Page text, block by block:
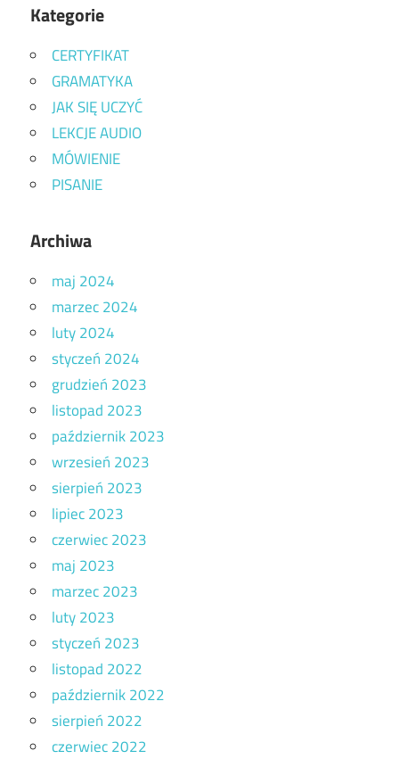
Kategorie
CERTYFIKAT
GRAMATYKA
JAK SIĘ UCZYĆ
LEKCJE AUDIO
MÓWIENIE
PISANIE
Archiwa
maj 2024
marzec 2024
luty 2024
styczeń 2024
grudzień 2023
listopad 2023
październik 2023
wrzesień 2023
sierpień 2023
lipiec 2023
czerwiec 2023
maj 2023
marzec 2023
luty 2023
styczeń 2023
listopad 2022
październik 2022
sierpień 2022
czerwiec 2022